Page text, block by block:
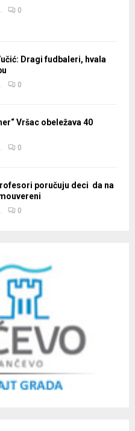
0
Dragi fudbaleri, hvala
0
Vršac obeležava 40
0
poručuju deci da na
0